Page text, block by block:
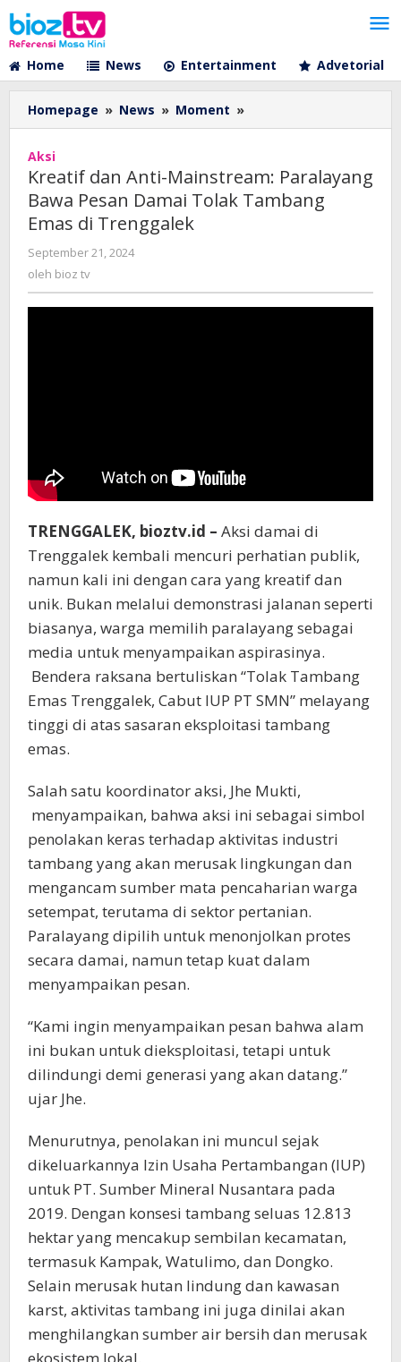
Lewati
ke
konten
Home
News Entertainment Advetorial
Homepage » News » Moment »
dan
Paralayang
Bawa
Emas
Aksi
Kreatif dan Anti-Mainstream: Paralayang
Bawa Pesan Damai Tolak Tambang
Emas di Trenggalek
September 21, 2024
oleh bioz tv
TRENGGALEK, bioztv.id – Aksi damai di
Trenggalek kembali mencuri perhatian publik,
namun kali ini dengan cara yang kreatif dan
unik. Bukan melalui demonstrasi jalanan seperti
biasanya, warga memilih paralayang sebagai
media untuk menyampaikan aspirasinya.
Bendera raksana bertuliskan “Tolak Tambang
Emas Trenggalek, Cabut IUP PT SMN” melayang
tinggi di atas sasaran eksploitasi tambang
emas.
Salah satu koordinator aksi, Jhe Mukti,
menyampaikan, bahwa aksi ini sebagai simbol
penolakan keras terhadap aktivitas industri
tambang yang akan merusak lingkungan dan
mengancam sumber mata pencaharian warga
setempat, terutama di sektor pertanian.
Paralayang dipilih untuk menonjolkan protes
secara damai, namun tetap kuat dalam
menyampaikan pesan.
“Kami ingin menyampaikan pesan bahwa alam
ini bukan untuk dieksploitasi, tetapi untuk
dilindungi demi generasi yang akan datang.”
ujar Jhe.
Menurutnya, penolakan ini muncul sejak
dikeluarkannya Izin Usaha Pertambangan (IUP)
untuk PT. Sumber Mineral Nusantara pada
2019. Dengan konsesi tambang seluas 12.813
hektar yang mencakup sembilan kecamatan,
termasuk Kampak, Watulimo, dan Dongko.
Selain merusak hutan lindung dan kawasan
karst, aktivitas tambang ini juga dinilai akan
menghilangkan sumber air bersih dan merusak